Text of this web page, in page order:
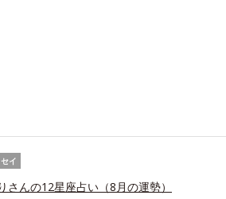
イ
さんの12星座占い（8月の運勢）